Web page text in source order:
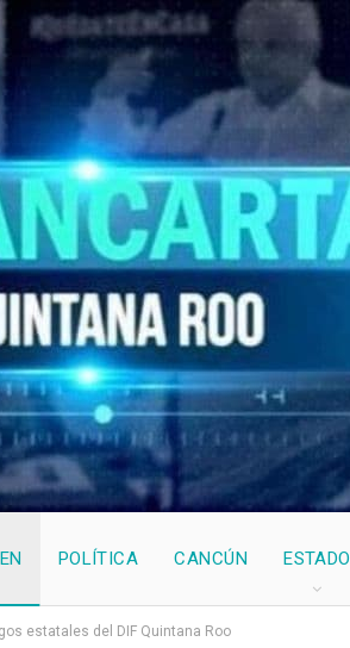
POLÍTICA CANCÚN ESTADO
estatales del DIF Quintana Roo